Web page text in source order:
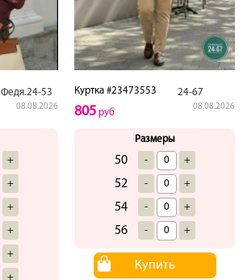
Федя.24-53
08.08.2026
+
+
+
+
+
+
Куртка #23473553 24-67
08.08.2026
805 руб
Размеры
50 - +
52 - +
54 - +
56 - +
Купить